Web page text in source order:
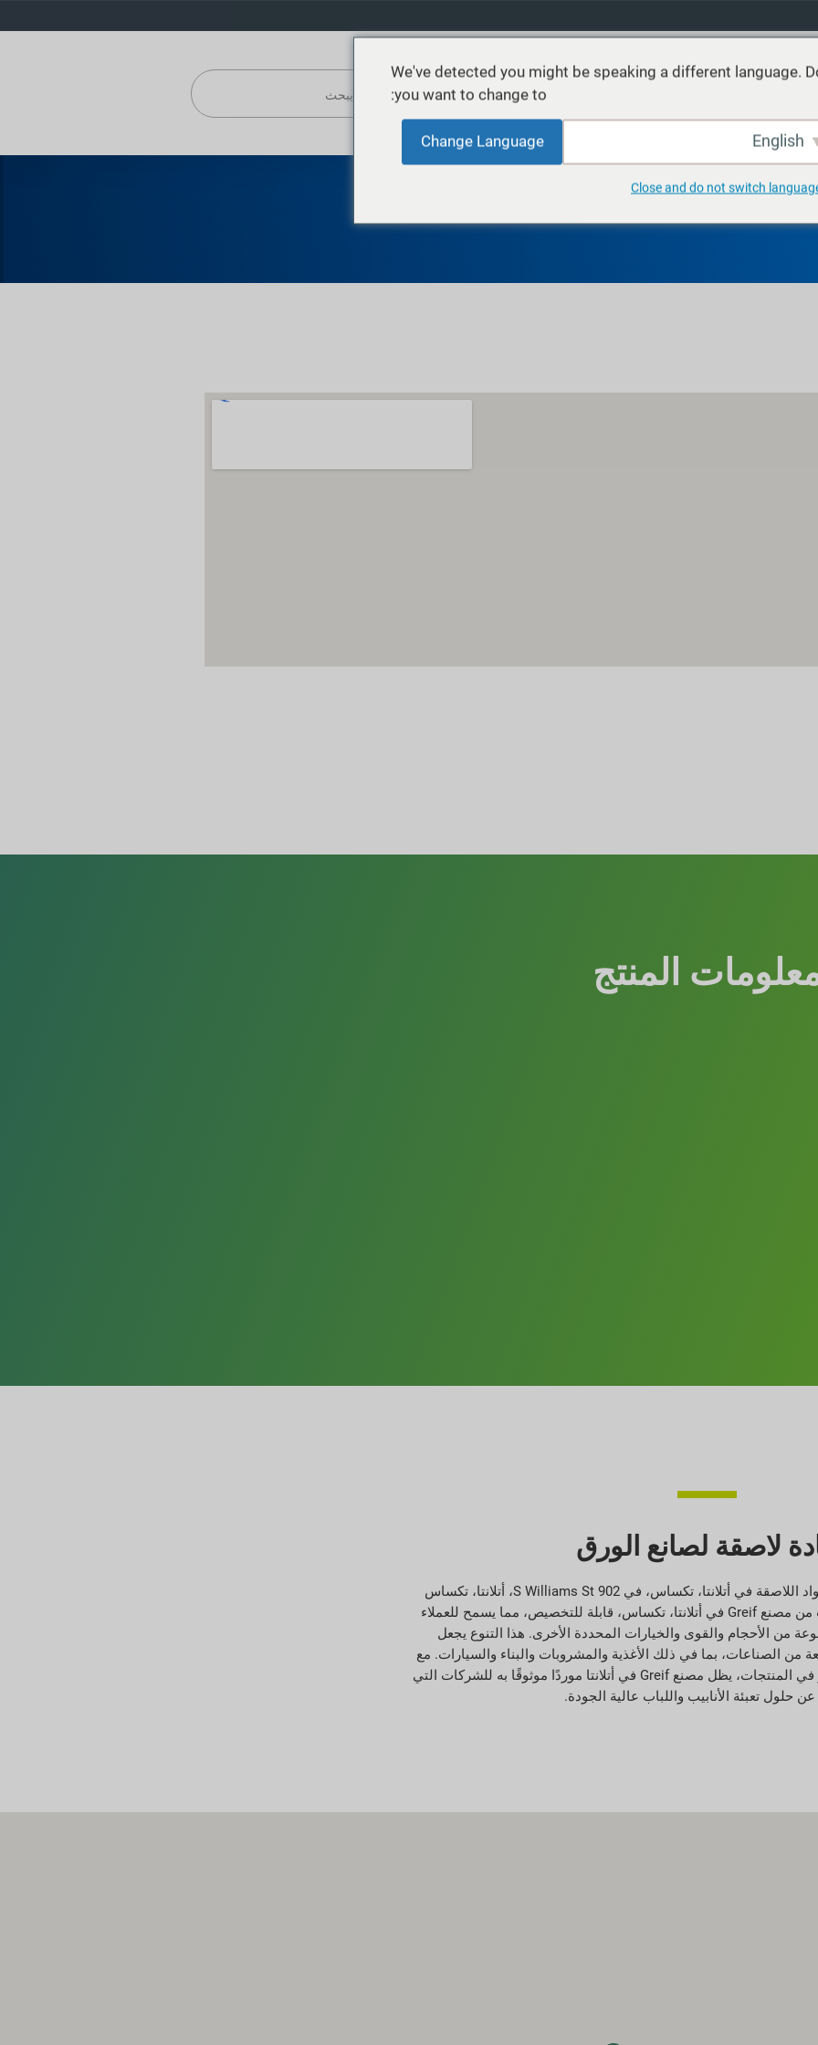
موارد عن
المنتج
لاصقة لصانع الورق
يقع مصنع الأنابيب واللباب والمواد اللاصقة في أتلانتا، تكساس، في 902 S Williams St، أتلانتا، تكساس
75551. منتجات الأنابيب واللباب من مصنع Greif في أتلانتا، تكساس، قابلة للتخصيص، مما يسمح للعملاء
من الأحجام والقوى والخيارات المحددة الأخرى. هذا التنوع يجعل
من الصناعات، بما في ذلك الأغذية والمشروبات والبناء والسيارات. مع
التركيز على رضا العملاء والابتكار في المنتجات، يظل مصنع Greif في أتلانتا موردًا موثوقًا به للشركات التي
حلول تعبئة الأنابيب واللباب عالية الجودة.
We've detected you might be speaking a different language.
you want to change to:
English
Change Language
Close and do not switch